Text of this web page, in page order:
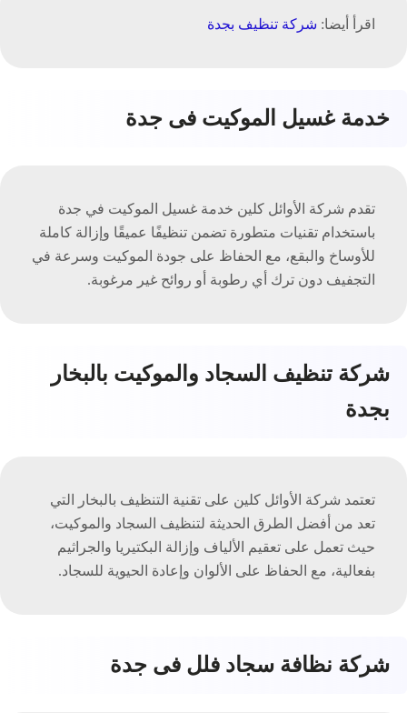
اقرأ أيضا: شركة تنظيف بجدة
خدمة غسيل الموكيت فى جدة
تقدم شركة الأوائل كلين خدمة غسيل الموكيت في جدة
باستخدام تقنيات متطورة تضمن تنظيفًا عميقًا وإزالة كاملة
للأوساخ والبقع، مع الحفاظ على جودة الموكيت وسرعة في
التجفيف دون ترك أي رطوبة أو روائح غير مرغوبة.
شركة تنظيف السجاد والموكيت بالبخار
بجدة
تعتمد شركة الأوائل كلين على تقنية التنظيف بالبخار التي
تعد من أفضل الطرق الحديثة لتنظيف السجاد والموكيت،
حيث تعمل على تعقيم الألياف وإزالة البكتيريا والجراثيم
بفعالية، مع الحفاظ على الألوان وإعادة الحيوية للسجاد.
شركة نظافة سجاد فلل فى جدة